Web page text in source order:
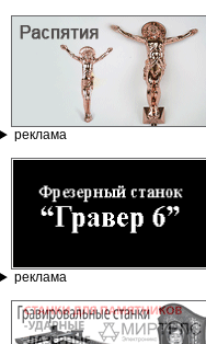
реклама
реклама
ГРАВИРОВАЛЬНЫЕ И